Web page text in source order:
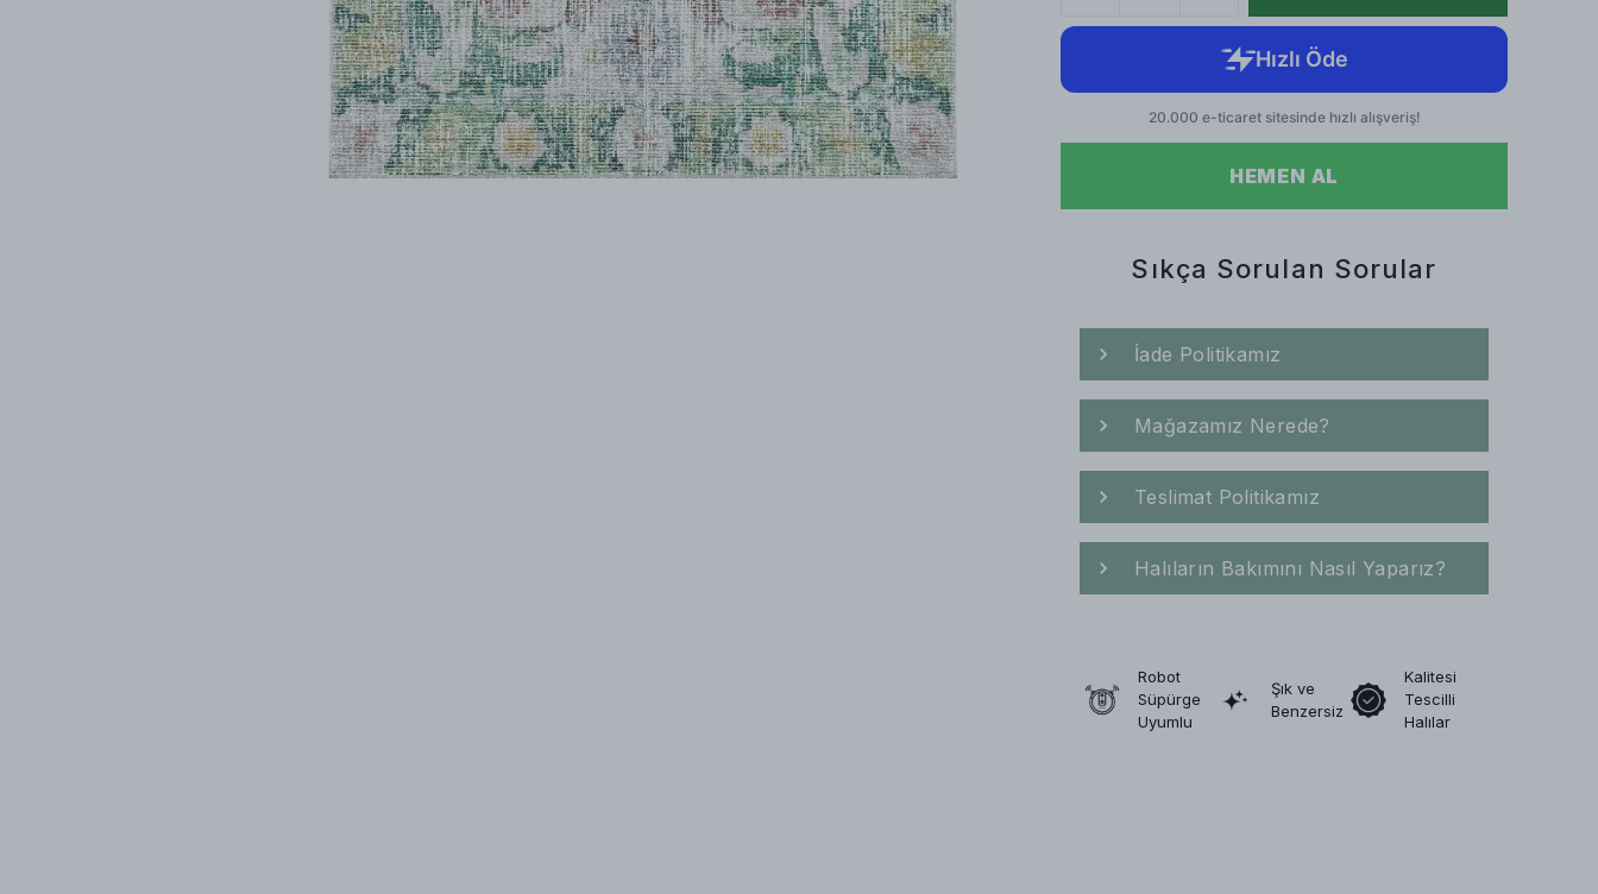
HEMEN AL
Sıkça Sorulan Sorular
İade Politikamız
Mağazamız Nerede?
Teslimat Politikamız
Halıların Bakımını Nasıl Yaparız?
Robot
Süpürge
Uyumlu
Şık ve
Benzersiz
Kalitesi
Tescilli
Halılar